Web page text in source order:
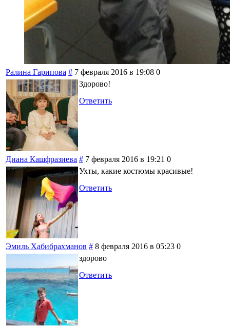
Ралина Гарипова # 7 февраля 2016 в 19:08 0
Здорово!
Ответить
Диана Кашфразиева # 7 февраля 2016 в 19:21 0
Ухты, какие костюмы красивые!
Ответить
Эмиль Хабибрахманов # 8 февраля 2016 в 05:23 0
здорово
Ответить